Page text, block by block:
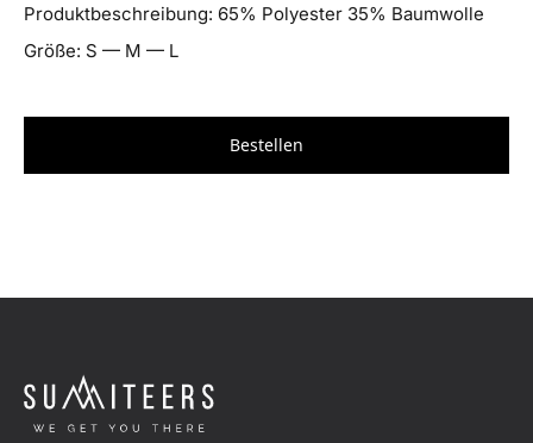
Produktbeschreibung: 65% Polyester 35% Baumwolle
Größe: S — M — L
Bestellen